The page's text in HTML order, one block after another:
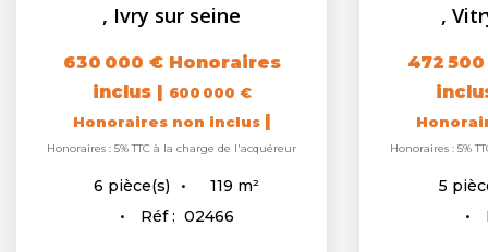
, Ivry sur seine
630 000 € Honoraires
inclus | 600 000 €
Honoraires non inclus |
Honoraires : 5% TTC à la charge de l'acquéreur
6 pièce(s) 119 m²
Réf : 02466
,
472
Honoraires : 5%
5